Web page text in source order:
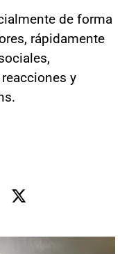
de forma
rápidamente
y